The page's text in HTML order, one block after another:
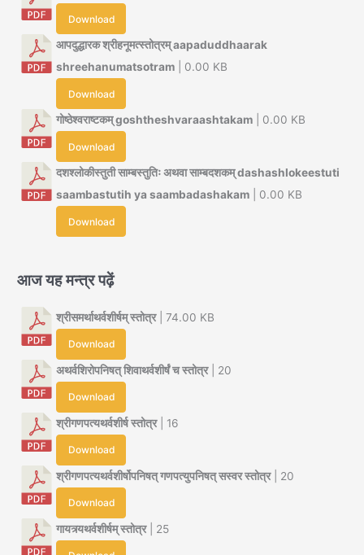
Download
आपदुद्धारक श्रीहनूमत्स्तोत्रम् aapaduddhaarak
shreehanumatsotram | 0.00 KB
Download
गोष्ठेश्वराष्टकम् goshtheshvaraashtakam | 0.00 KB
Download
दशश्लोकीस्तुती साम्बस्तुतिः अथवा साम्बदशकम् dashashlokeestuti
saambastutih ya saambadashakam | 0.00 KB
Download
आज यह मन्त्र पढ़ें
श्रीसमर्थाथर्वशीर्षम् स्तोत्र| 74.00 KB
Download
अथर्वशिरोपनिषत् शिवाथर्वशीर्षं च स्तोत्र| 20
Download
श्रीगणपत्यथर्वशीर्ष स्तोत्र| 16
Download
श्रीगणपत्यथर्वशीर्षोपनिषत् गणपत्युपनिषत् सस्वर स्तोत्र| 20
Download
गायत्र्यथर्वशीर्षम् स्तोत्र| 25